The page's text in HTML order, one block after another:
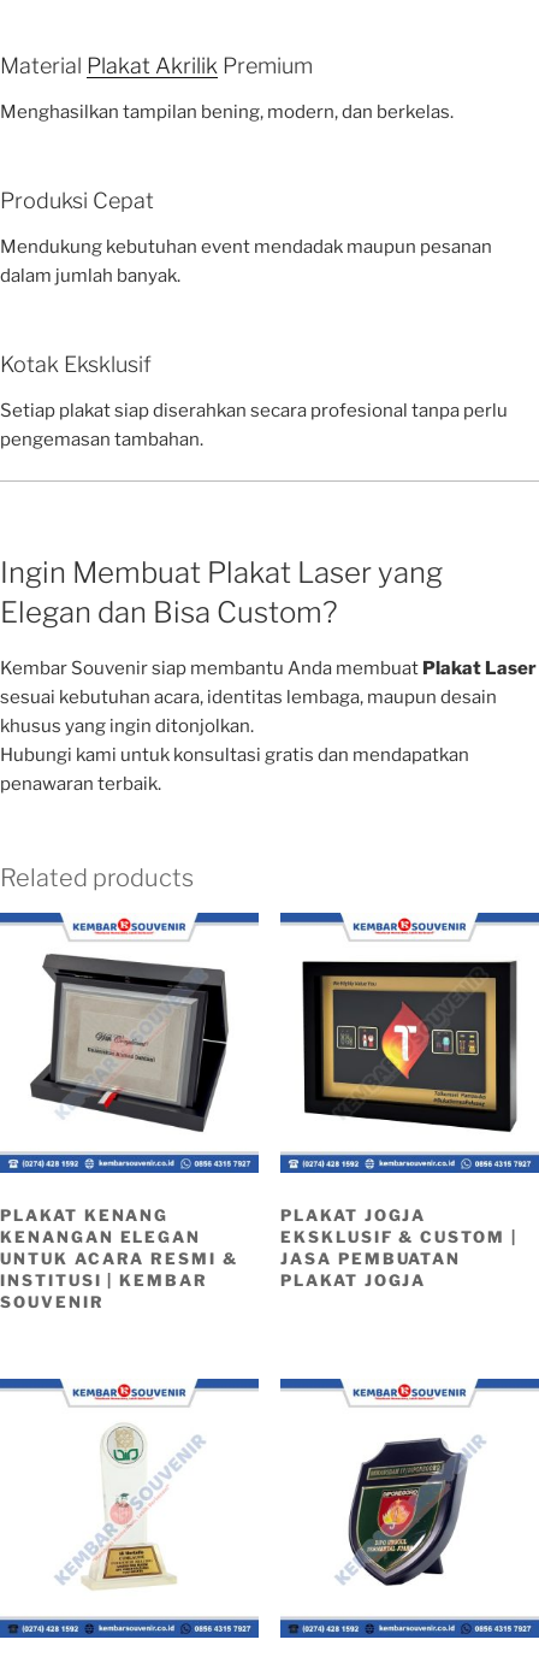
Material Plakat Akrilik Premium
Menghasilkan tampilan bening, modern, dan berkelas.
Produksi Cepat
Mendukung kebutuhan event mendadak maupun pesanan
dalam jumlah banyak.
Kotak Eksklusif
Setiap plakat siap diserahkan secara profesional tanpa perlu
pengemasan tambahan.
Ingin Membuat Plakat Laser yang
Elegan dan Bisa Custom?
Kembar Souvenir siap membantu Anda membuat Plakat Laser
sesuai kebutuhan acara, identitas lembaga, maupun desain
khusus yang ingin ditonjolkan.
Hubungi kami untuk konsultasi gratis dan mendapatkan
penawaran terbaik.
Related products
PLAKAT KENANG
KENANGAN ELEGAN
UNTUK ACARA RESMI &
INSTITUSI | KEMBAR
SOUVENIR
PLAKAT JOGJA
EKSKLUSIF & CUSTOM |
JASA PEMBUATAN
PLAKAT JOGJA